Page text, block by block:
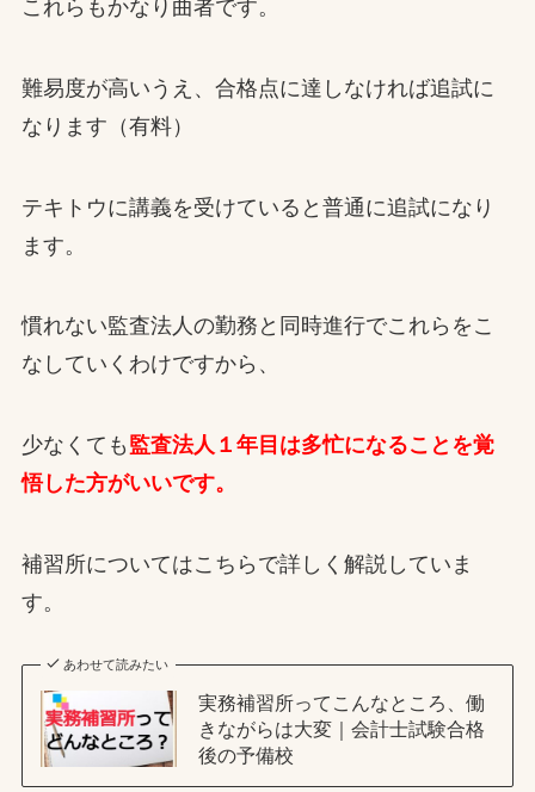
これらもかなり曲者です。
難易度が高いうえ、合格点に達しなければ追試に
なります（有料）
テキトウに講義を受けていると普通に追試になり
ます。
慣れない監査法人の勤務と同時進行でこれらをこ
なしていくわけですから、
少なくても 監査法人１年目は多忙になることを覚
悟した方がいいです。
補習所についてはこちらで詳しく解説していま
す。
あわせて読みたい
実務補習所ってこんなところ、働
きながらは大変｜会計士試験合格
後の予備校